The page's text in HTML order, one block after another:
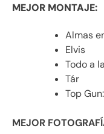
MEJOR MONTAJE:
Almas
Elvis
Todo a
Tár
Top
MEJOR